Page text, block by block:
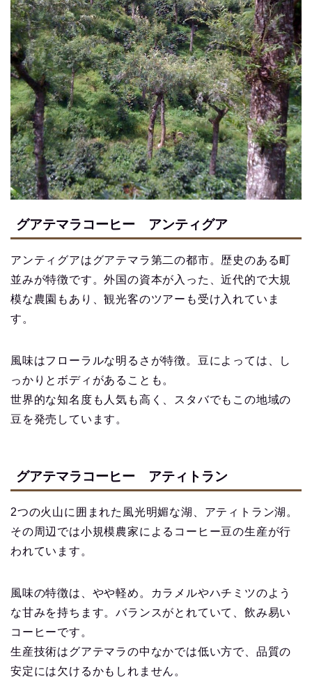
グアテマラコーヒー アンティグア
アンティグアはグアテマラ第二の都市。歴史のある町
並みが特徴です。外国の資本が入った、近代的で大規
模な農園もあり、観光客のツアーも受け入れていま
す。
風味はフローラルな明るさが特徴。豆によっては、し
っかりとボディがあることも。
世界的な知名度も人気も高く、スタバでもこの地域の
豆を発売しています。
グアテマラコーヒー アティトラン
2つの火山に囲まれた風光明媚な湖、アティトラン湖。
その周辺では小規模農家によるコーヒー豆の生産が行
われています。
風味の特徴は、やや軽め。カラメルやハチミツのよう
な甘みを持ちます。バランスがとれていて、飲み易い
コーヒーです。
生産技術はグアテマラの中なかでは低い方で、品質の
安定には欠けるかもしれません。